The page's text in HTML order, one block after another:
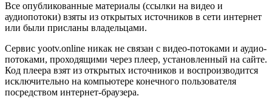
Все опубликованные материалы (ссылки на видео и
аудиопотоки) взяты из открытых источников в сети интернет
или были присланы владельцами.
Сервис yootv.online никак не связан с видео-потоками и аудио-
потоками, проходящими через плеер, установленный на сайте.
Код плеера взят из открытых источников и воспроизводится
исключительно на компьютере конечного пользователя
посредством интернет-браузера.